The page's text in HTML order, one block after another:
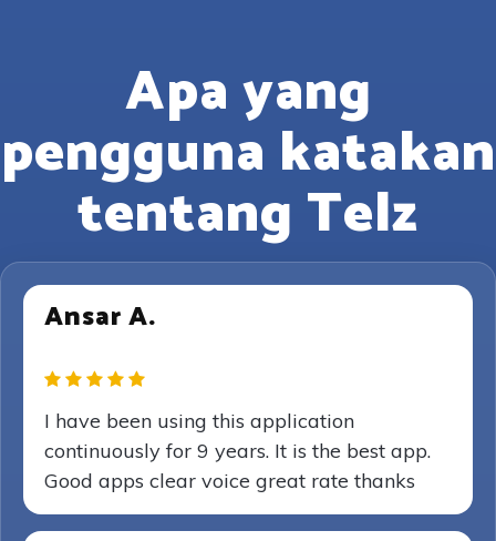
Apa yang
pengguna katakan
tentang Telz
Ansar A.
I have been using this application
continuously for 9 years. It is the best app.
Good apps clear voice great rate thanks